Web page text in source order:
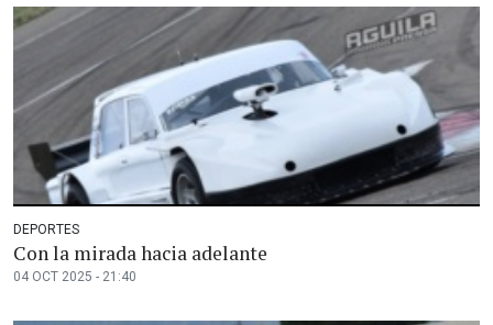
DEPORTES
Con la mirada hacia adelante
04 OCT 2025 - 21:40